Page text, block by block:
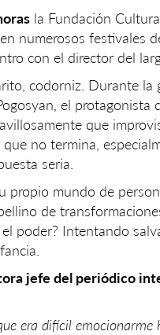
la Fundación
en numerosos festivales
con el director del
codorniz. Durante
el protagonista
que
no termina,
seria.
propio mundo de
de
poder? Intentando
jefe del periódico
era difícil